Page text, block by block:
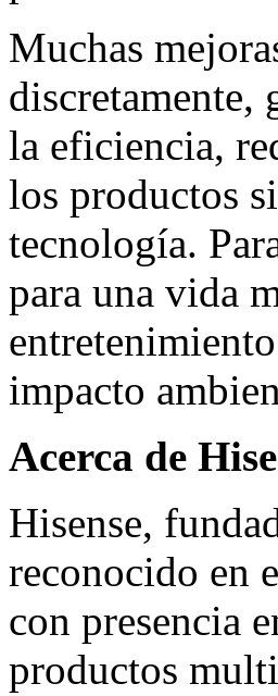
Muchas
discretamente,
la eficiencia,
los productos
tecnología.
para una vida
impacto
Acerca de
Hisense,
reconocido en
con presencia
productos